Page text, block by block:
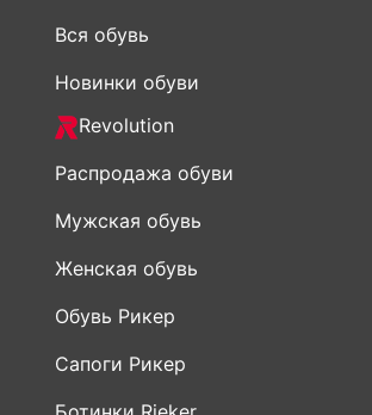
Вся обувь
Новинки обуви
Revolution
Распродажа обуви
Мужская обувь
Женская обувь
Обувь Рикер
Сапоги Рикер